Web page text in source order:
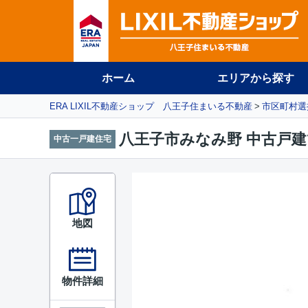
ホーム エリアから探す
ERA LIXIL不動産ショップ 八王子住まいる不動産 市区町村
中古一戸建住宅 八王子市みなみ野 中古戸
地図
物件詳細